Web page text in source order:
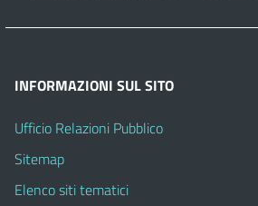
INFORMAZIONI SUL SITO
Ufficio Relazioni Pubblico
Sitemap
Elenco siti tematici